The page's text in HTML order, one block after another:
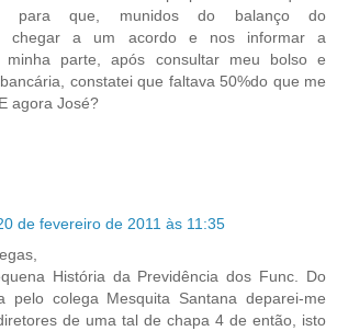
para que, munidos do balanço do
chegar a um acordo e nos informar a
minha parte, após consultar meu bolso e
constatei que faltava 50%do que me
agora José?
de fevereiro de 2011 às 11:35
História da Previdência dos Func. Do
pelo colega Mesquita Santana deparei-me
de uma tal de chapa 4 de então, isto